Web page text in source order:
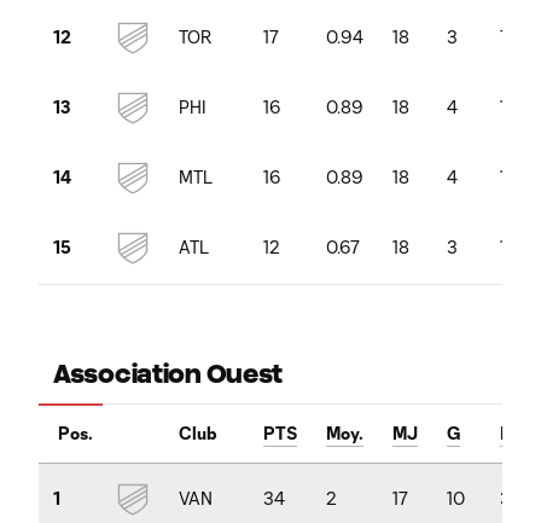
12 TOR 17 0.94 18 3 7
13 PHI 16 0.89 18 4 10
14 MTL 16 0.89 18 4 10
15 ATL 12 0.67 18 3 12
Association Ouest
Pos. Club PTS Moy. MJ G P
1 VAN 34 2 17 10 3